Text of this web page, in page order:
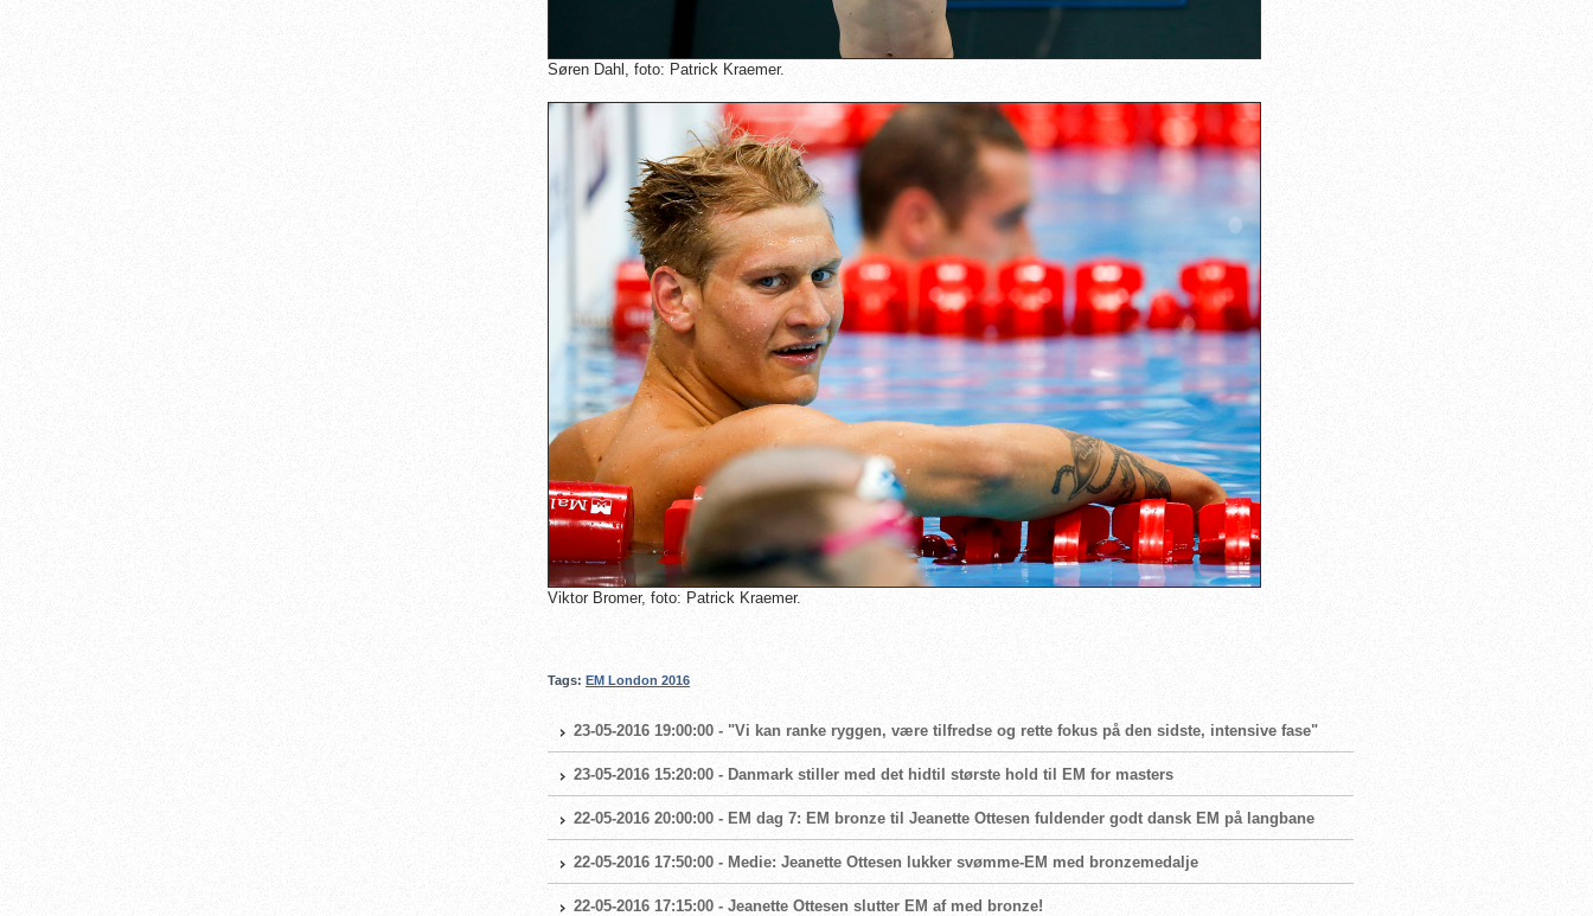
Søren Dahl, foto: Patrick Kraemer.
Viktor Bromer, foto: Patrick Kraemer.
Tags: EM London 2016
23-05-2016 19:00:00 - "Vi kan ranke ryggen, være tilfredse og rette fokus på den sidste, intensive fase"
23-05-2016 15:20:00 - Danmark stiller med det hidtil største hold til EM for masters
22-05-2016 20:00:00 - EM dag 7: EM bronze til Jeanette Ottesen fuldender godt dansk EM på langbane
22-05-2016 17:50:00 - Medie: Jeanette Ottesen lukker svømme-EM med bronzemedalje
22-05-2016 17:15:00 - Jeanette Ottesen slutter EM af med bronze!